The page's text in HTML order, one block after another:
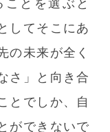
とを選ぶと
してそこにあ
の未来が全く
さ」と向き合
とでしか、自
ができないで